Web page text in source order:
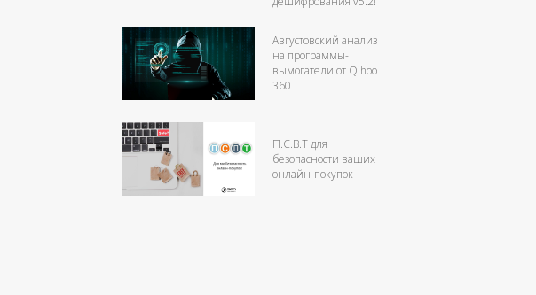
Августовский анализ
на программы-
вымогатели от Qihoo
360
П.С.В.T для
безопасности ваших
онлайн-покупок